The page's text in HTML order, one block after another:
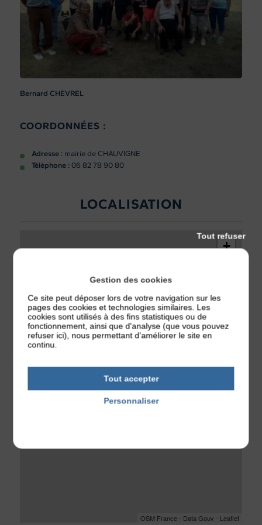
Bernard CHEVREL
COORDONNÉES :
Adresse : mairie de CHAUVIGNE
Téléphone : 06 82 78 90 80
LOCALISATION
+
OSM France - Data Gouv - Leaflet
Gestion des cookies
Ce site peut déposer lors de votre navigation sur les
pages des cookies et technologies similaires. Les
cookies sont utilisés à des fins statistiques ou de
fonctionnement, ainsi que d'analyse (que vous pouvez
refuser ici), nous permettant d'améliorer le site en
continu.
Tout accepter
Tout refuser
Personnaliser